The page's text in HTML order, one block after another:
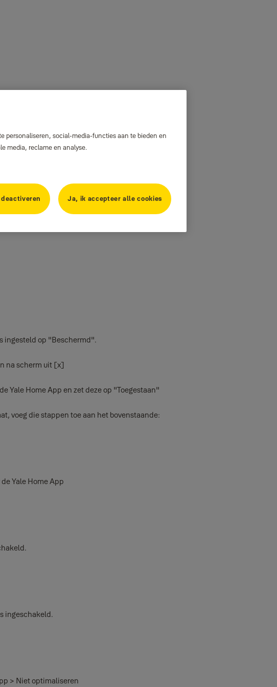
ingesteld op "Beschermd".
na scherm uit [x]
Yale Home App en zet deze op "Toegestaan"
voeg die stappen toe aan het bovenstaande:
Yale Home App
ingeschakeld.
> Niet optimaliseren
personaliseren, social-media-functies aan te bieden en
media, reclame en analyse.
Ja, ik accepteer alle cookies